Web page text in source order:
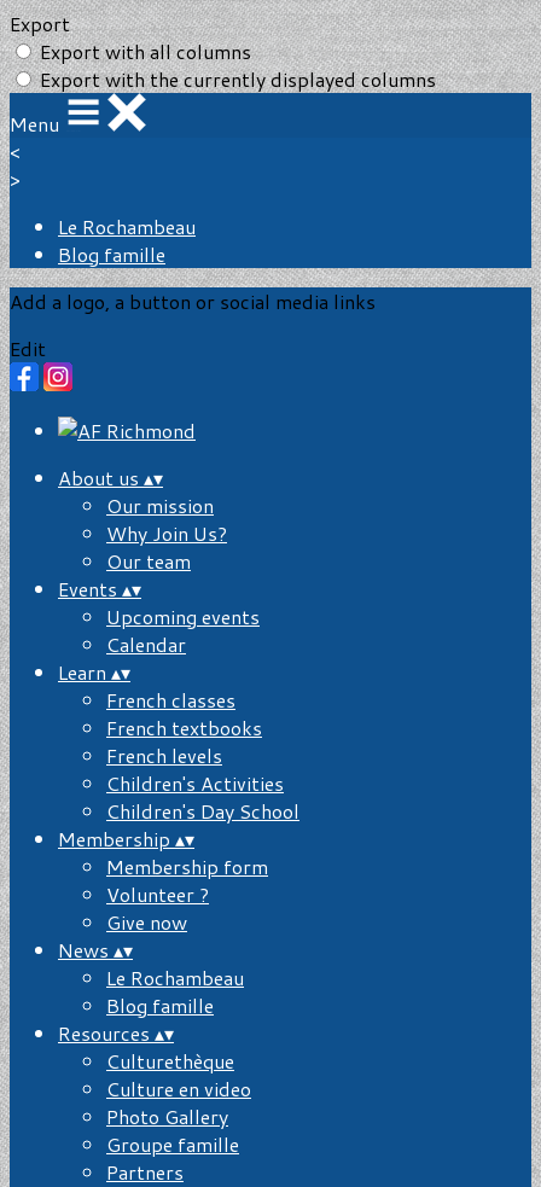
Export
Export with all columns
Export with the currently displayed columns
Menu
<
>
Le Rochambeau
Blog famille
Add a logo, a button or social media links
Edit
About us ▴▾
Our mission
Why Join Us?
Our team
Events ▴▾
Upcoming events
Calendar
Learn ▴▾
French classes
French textbooks
French levels
Children's Activities
Children's Day School
Membership ▴▾
Membership form
Volunteer ?
Give now
News ▴▾
Le Rochambeau
Blog famille
Resources ▴▾
Culturethèque
Culture en video
Photo Gallery
Groupe famille
Partners